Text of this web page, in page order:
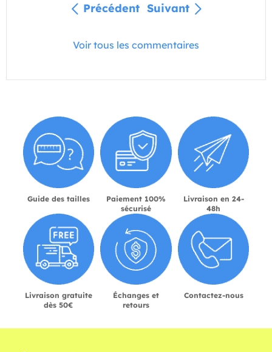
Précédent Suivant
Voir tous les commentaires
Guide des tailles
Paiement 100%
sécurisé
Livraison en 24-
48h
Livraison gratuite
dès 50€
Échanges et
retours
Contactez-nous